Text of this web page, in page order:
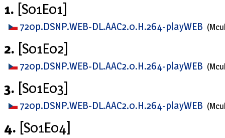
1. [S01E01]
720p.DSNP.WEB-DL.AAC2.0.H.264-playWEB
2. [S01E02]
720p.DSNP.WEB-DL.AAC2.0.H.264-playWEB
3. [S01E03]
720p.DSNP.WEB-DL.AAC2.0.H.264-playWEB
4. [S01E04]